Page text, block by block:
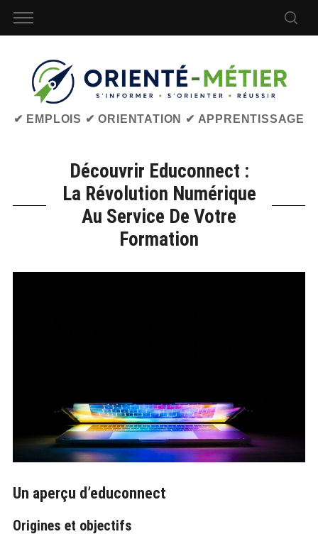
✔ EMPLOIS ✔ ORIENTATION ✔ APPRENTISSAGE
Découvrir Educonnect :
La Révolution Numérique
Au Service De Votre
Formation
Un aperçu d’educonnect
Origines et objectifs